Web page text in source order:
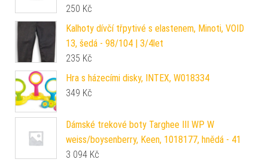
250 Kč
Kalhoty dívčí třpytivé s elastenem, Minoti, VOID
13, šedá - 98/104 | 3/4let
235 Kč
Hra s házecími disky, INTEX, W018334
349 Kč
Dámské trekové boty Targhee III WP W
weiss/boysenberry, Keen, 1018177, hnědá - 41
3 094 Kč